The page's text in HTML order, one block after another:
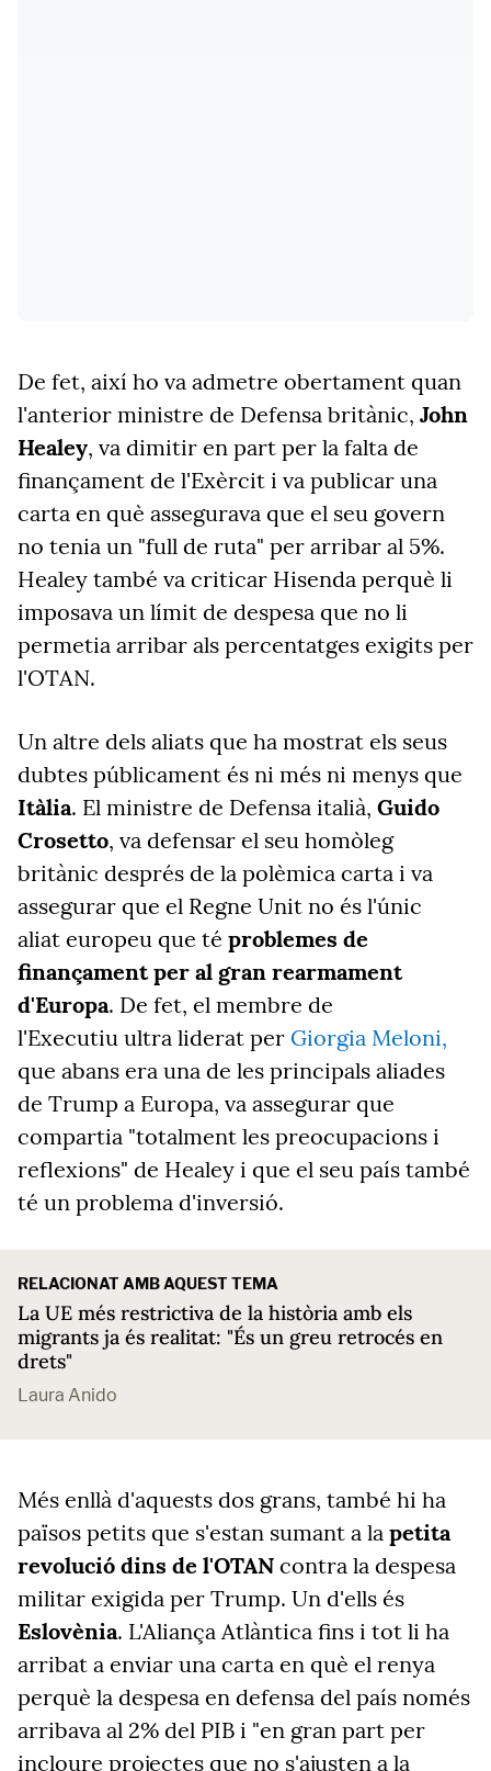
De fet, així ho va admetre obertament quan
l'anterior ministre de Defensa britànic, John
Healey, va dimitir en part per la falta de
finançament de l'Exèrcit i va publicar una
carta en què assegurava que el seu govern
no tenia un "full de ruta" per arribar al 5%.
Healey també va criticar Hisenda perquè li
imposava un límit de despesa que no li
permetia arribar als percentatges exigits per
l'OTAN.
Un altre dels aliats que ha mostrat els seus
dubtes públicament és ni més ni menys que
Itàlia. El ministre de Defensa italià, Guido
Crosetto, va defensar el seu homòleg
britànic després de la polèmica carta i va
assegurar que el Regne Unit no és l'únic
aliat europeu que té problemes de
finançament per al gran rearmament
d'Europa. De fet, el membre de
l'Executiu ultra liderat per Giorgia Meloni,
que abans era una de les principals aliades
de Trump a Europa, va assegurar que
compartia "totalment les preocupacions i
reflexions" de Healey i que el seu país també
té un problema d'inversió.
RELACIONAT AMB AQUEST TEMA
La UE més restrictiva de la història amb els
migrants ja és realitat: "És un greu retrocés en
drets"
Laura Anido
Més enllà d'aquests dos grans, també hi ha
països petits que s'estan sumant a la petita
revolució dins de l'OTAN contra la despesa
militar exigida per Trump. Un d'ells és
Eslovènia. L'Aliança Atlàntica fins i tot li ha
arribat a enviar una carta en què el renya
perquè la despesa en defensa del país només
arribava al 2% del PIB i "en gran part per
incloure projectes que no s'ajusten a la